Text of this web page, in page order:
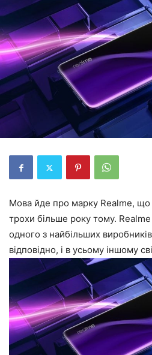
Мова йде про марку Realme, що
трохи більше року тому.
одного з найбільших
відповідно, і в усьому іншому